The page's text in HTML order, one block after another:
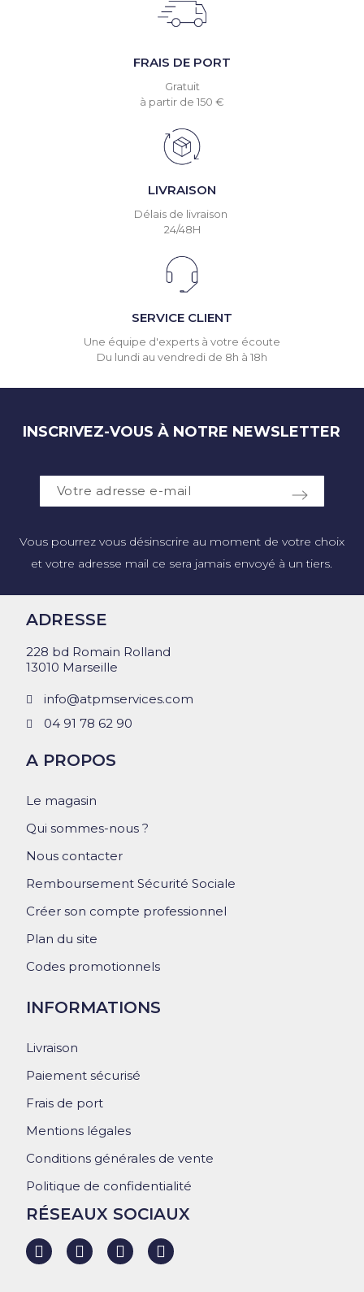
FRAIS DE PORT
Gratuit
à partir de 150 €
LIVRAISON
Délais de livraison
24/48H
SERVICE CLIENT
Une équipe d'experts à votre écoute
Du lundi au vendredi de 8h à 18h
INSCRIVEZ-VOUS À NOTRE NEWSLETTER
Vous pourrez vous désinscrire au moment de votre choix
et votre adresse mail ce sera jamais envoyé à un tiers.
ADRESSE
228 bd Romain Rolland
13010 Marseille
info@atpmservices.com
04 91 78 62 90
A PROPOS
Le magasin
Qui sommes-nous ?
Nous contacter
Remboursement Sécurité Sociale
Créer son compte professionnel
Plan du site
Codes promotionnels
INFORMATIONS
Livraison
Paiement sécurisé
Frais de port
Mentions légales
Conditions générales de vente
Politique de confidentialité
RÉSEAUX SOCIAUX